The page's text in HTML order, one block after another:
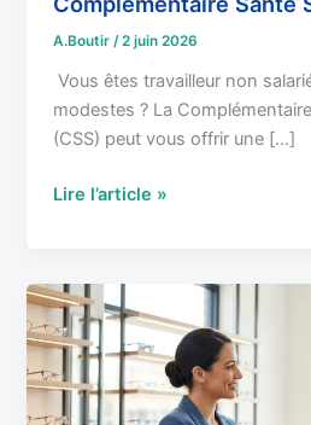
A.Boutir/2 juin 2026
Vous êtes travailleur non
modestes ? La
(CSS) peut vous offrir une […]
Lire l’article »
100%
Santé
et
TNS
: